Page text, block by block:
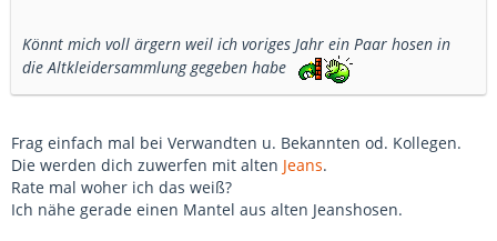
Könnt mich voll ärgern weil ich voriges Jahr ein Paar hosen in
die Altkleidersammlung gegeben habe
Frag einfach mal bei Verwandten u. Bekannten od. Kollegen.
Die werden dich zuwerfen mit alten Jeans.
Rate mal woher ich das weiß?
Ich nähe gerade einen Mantel aus alten Jeanshosen.